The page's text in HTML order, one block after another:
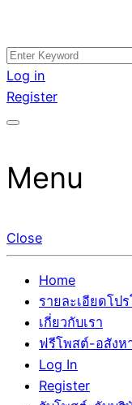
Skip
to
content
อสังหาโพสต์ รีวิวเยอ
หา แตกต่างอย่างตั้งใ
กับทีมงานบริษัท บ้า
รับจ้างโพสอสังหา ขา
โพสต์ ที่ดิน กับทีมงา
ขายได้จริงๆ ช่วยสร้
Search
for:
Log in
Register
Menu
Close
Home
รายละเอียดโป
เกี่ยวกับเรา
ฟรีโพสต์-อสังห
Log In
Register